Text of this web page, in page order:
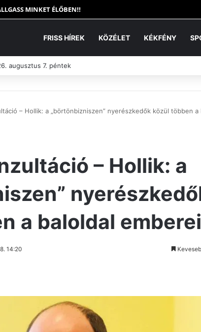
MINKET ÉLŐBEN!!
FRISS HÍREK KÖZÉLET KÉKFÉNY
augusztus 7. péntek
– Hollik: a „börtönbizniszen” nyerészkedők közül többen a
– Hollik: a
a baloldal emberei
14:20